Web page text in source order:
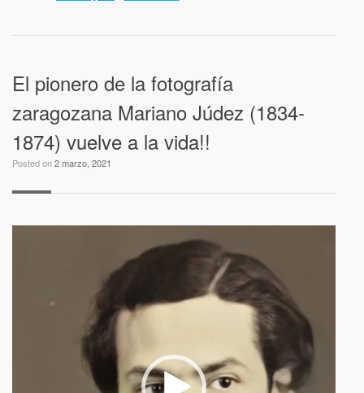
El pionero de la fotografía
zaragozana Mariano Júdez (1834-
1874) vuelve a la vida!!
Posted on2 marzo, 2021